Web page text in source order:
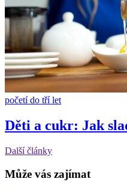
početí do tří let
Děti a cukr: Jak
Další články
Může vás zajímat